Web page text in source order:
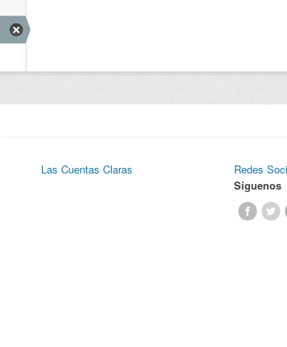
Las Cuentas Claras
Redes
Síguenos